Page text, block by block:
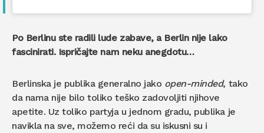
Po Berlinu ste radili lude zabave, a Berlin nije lako
fascinirati. Ispričajte nam neku anegdotu…
Berlinska je publika generalno jako open-minded, tako
da nama nije bilo toliko teško zadovoljiti njihove
apetite. Uz toliko partyja u jednom gradu, publika je
navikla na sve, možemo reći da su iskusni su i